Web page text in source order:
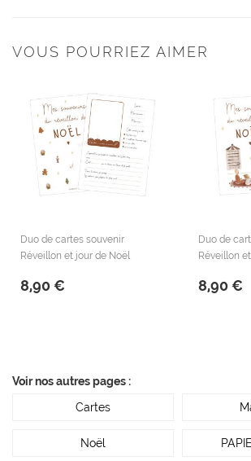
VOUS POURRIEZ AIMER
Duo de cartes souvenir
Réveillon et jour de Noël
8,90 €
Duo de
Réveillon
8,90 €
Voir nos autres pages :
Cartes
Noël